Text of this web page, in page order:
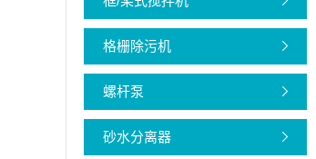
格栅除污机
螺杆泵
砂水分离器